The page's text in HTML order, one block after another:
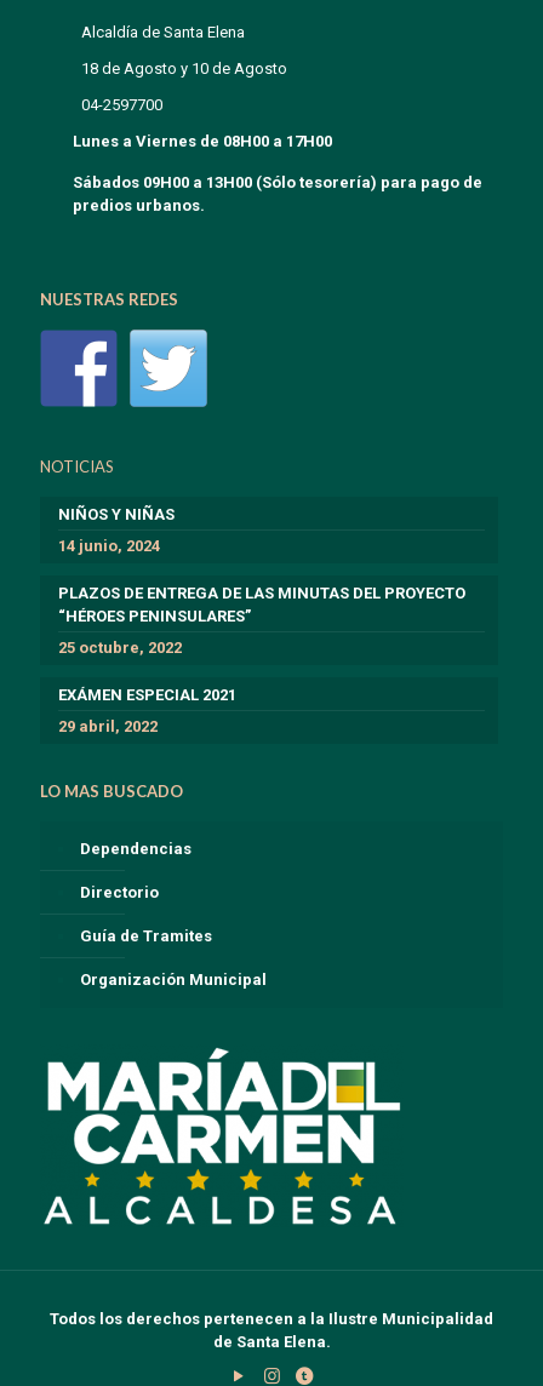
Alcaldía de Santa Elena
18 de Agosto y 10 de Agosto
04-2597700
Lunes a Viernes de 08H00 a 17H00
Sábados 09H00 a 13H00 (Sólo tesorería) para pago de
predios urbanos.
NUESTRAS REDES
NOTICIAS
NIÑOS Y NIÑAS
14 junio, 2024
PLAZOS DE ENTREGA DE LAS MINUTAS DEL PROYECTO
“HÉROES PENINSULARES”
25 octubre, 2022
EXÁMEN ESPECIAL 2021
29 abril, 2022
LO MAS BUSCADO
Dependencias
Directorio
Guía de Tramites
Organización Municipal
Todos los derechos pertenecen a la Ilustre Municipalidad
de Santa Elena.